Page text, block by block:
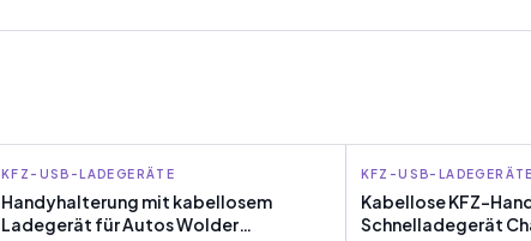
INNOVAGOODS
WENIGE ÜBRIG
KFZ-USB-LADEGERÄTE
Handyhalterung mit kabellosem
Ladegerät für Autos Wolder
INNOVAGOODS
KFZ-USB-LADEGERÄTE
Kabellose KFZ-
Schnelladegerät